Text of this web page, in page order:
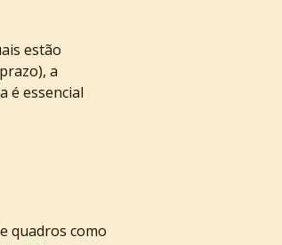
estão
a
é essencial
quadros como